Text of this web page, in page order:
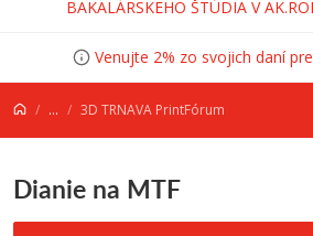
BAKALÁRSKEHO ŠTÚDIA V
Venujte 2% zo svojich daní
... 3D TRNAVA PrintFórum
Dianie na MTF